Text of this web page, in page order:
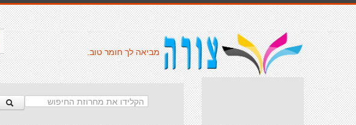
מביאה לך חומר טוב.